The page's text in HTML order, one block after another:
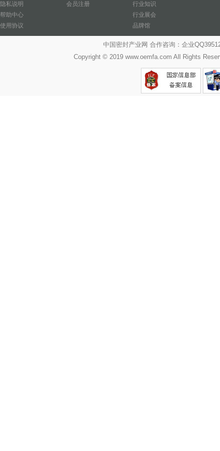
隐私说明
帮助中心
使用协议
会员注册
行业知识
行业展会
品牌馆
中国密封产业网 合作咨询：企业
Copyright © 2019 www.oemfa.com All Rights